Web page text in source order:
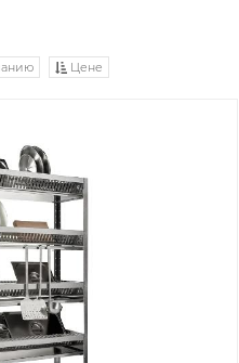
Цене